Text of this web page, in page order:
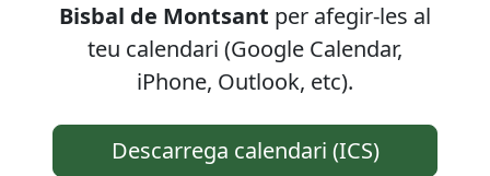
Bisbal de Montsant per afegir-les al
teu calendari (Google Calendar,
iPhone, Outlook, etc).
Descarrega calendari (ICS)